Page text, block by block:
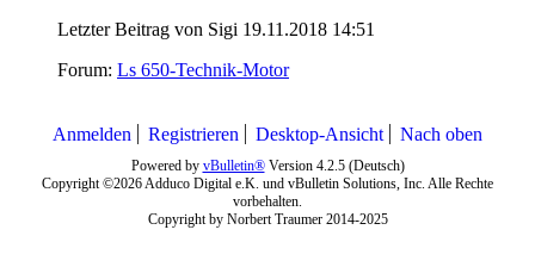
Letzter Beitrag von Sigi 19.11.2018 14:51
Forum: Ls 650-Technik-Motor
Anmelden Registrieren Desktop-Ansicht Nach oben
Powered by vBulletin®Version 4.2.5 (Deutsch)
Copyright ©2026 Adduco Digital e.K. und vBulletin Solutions, Inc. Alle Rechte
vorbehalten.
Copyright by Norbert Traumer 2014-2025